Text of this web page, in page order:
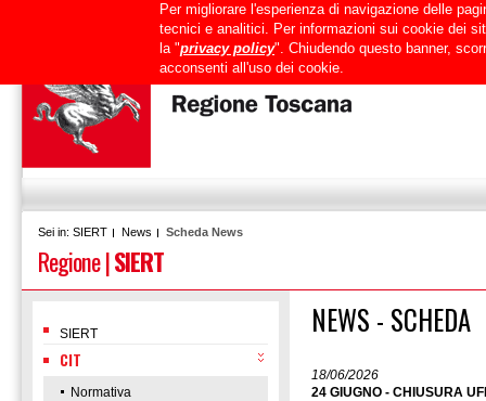
Mappa del sito RTRT Intranet
Sei in: SIERT News Scheda News
Regione|SIERT
SIERT
CIT
Normativa
NEWS - SCHEDA
18/06/2026
24 GIUGNO - CHIUSURA
Per migliorare l'esperienza di navigazione delle
tecnici e analitici. Per informazioni sui cookie dei
la "privacy policy". Chiudendo questo banner,
acconsenti all'uso dei cookie.